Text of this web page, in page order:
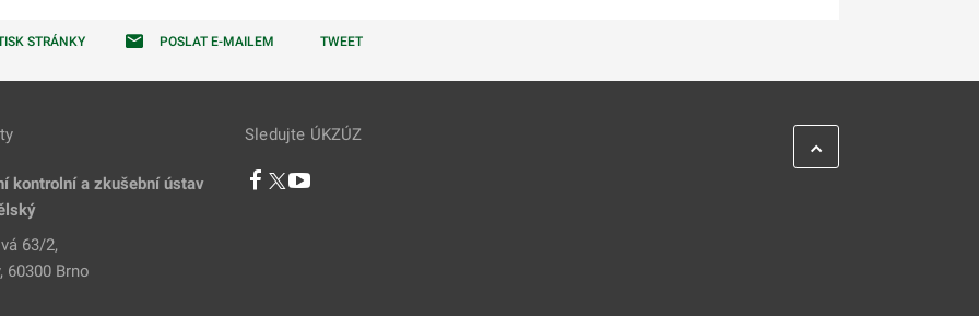
STRÁNKY POSLAT E-MAILEM TWEET
kontrolní a zkušební ústav
63/2,
60300 Brno
Sledujte ÚKZÚZ